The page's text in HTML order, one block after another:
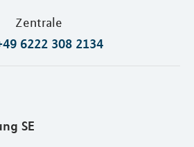
Zentrale
6222 308 2134
SE